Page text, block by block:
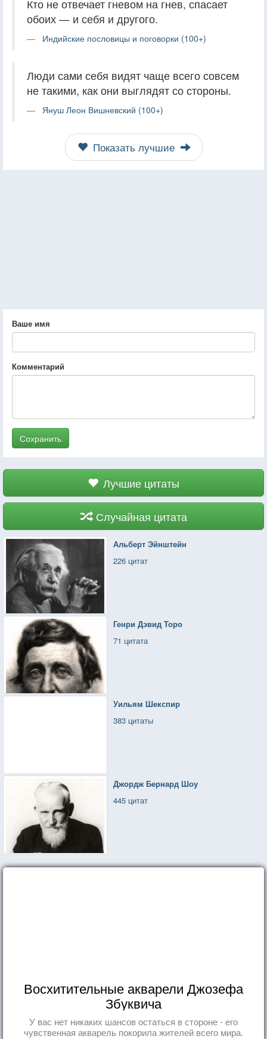
Кто не отвечает гневом на гнев, спасает
обоих — и себя и другого.
Индийские пословицы и поговорки (100+)
Люди сами себя видят чаще всего совсем
не такими, как они выглядят со стороны.
Януш Леон Вишневский (100+)
Показать лучшие
Ваше имя
Комментарий
Сохранить
Лучшие цитаты
Случайная цитата
Альберт Эйнштейн
226 цитат
Генри Дэвид Торо
71 цитата
Уильям Шекспир
383 цитаты
Джордж Бернард Шоу
445 цитат
Восхитительные акварели Джозефа
Збуквича
У вас нет никаких шансов остаться в стороне - его
чувственная акварель покорила жителей всего мира.